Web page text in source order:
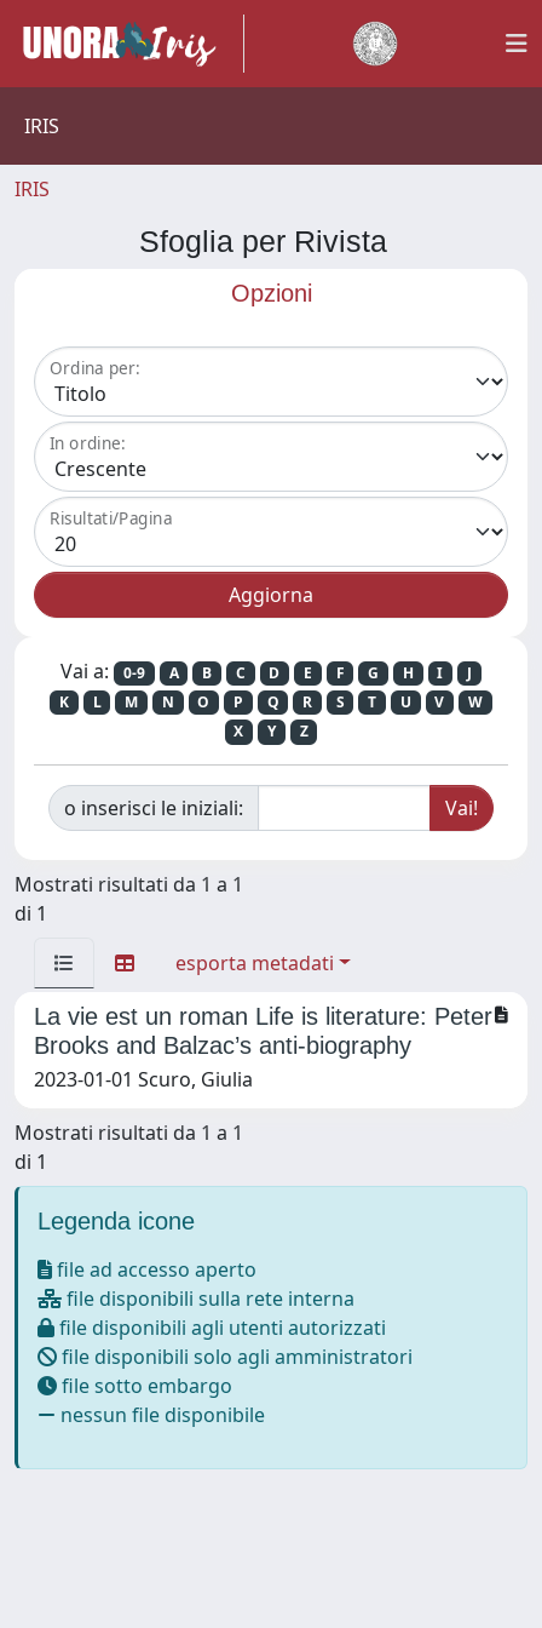
IRIS
IRIS
Sfoglia per Rivista
Opzioni
Ordina per:
In ordine:
Risultati/Pagina
Vai a: 0-9 A B C D E F G H I
J
K
L M N O P Q R S T U V
W
X
Y Z
o inserisci le iniziali:
Mostrati risultati da 1 a 1
di 1
esporta metadati
La vie est un roman Life is literature: Peter
Brooks and Balzac’s anti-biography
2023-01-01 Scuro, Giulia
Mostrati risultati da 1 a 1
di 1
Legenda icone
file ad accesso aperto
file disponibili sulla rete interna
file disponibili agli utenti autorizzati
file disponibili solo agli amministratori
file sotto embargo
nessun file disponibile